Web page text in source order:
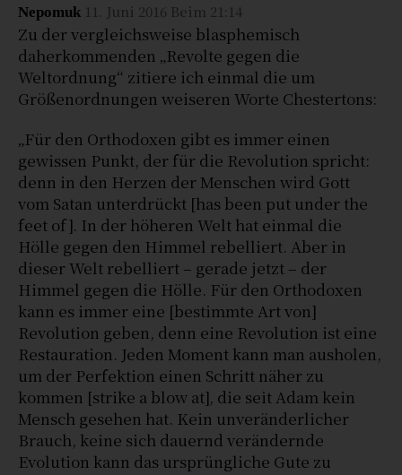
Nepomuk 11. Juni 2016 Beim 21:14
Zu der vergleichsweise blasphemisch
daherkommenden „Revolte gegen die
Weltordnung“ zitiere ich einmal die um
Größenordnungen weiseren Worte Chestertons:
„Für den Orthodoxen gibt es immer einen
gewissen Punkt, der für die Revolution spricht:
denn in den Herzen der Menschen wird Gott
vom Satan unterdrückt [has been put under the
feet of]. In der höheren Welt hat einmal die
Hölle gegen den Himmel rebelliert. Aber in
dieser Welt rebelliert – gerade jetzt – der
Himmel gegen die Hölle. Für den Orthodoxen
kann es immer eine [bestimmte Art von]
Revolution geben, denn eine Revolution ist eine
Restauration. Jeden Moment kann man ausholen,
um der Perfektion einen Schritt näher zu
kommen [strike a blow at], die seit Adam kein
Mensch gesehen hat. Kein unveränderlicher
Brauch, keine sich dauernd verändernde
Evolution kann das ursprüngliche Gute zu